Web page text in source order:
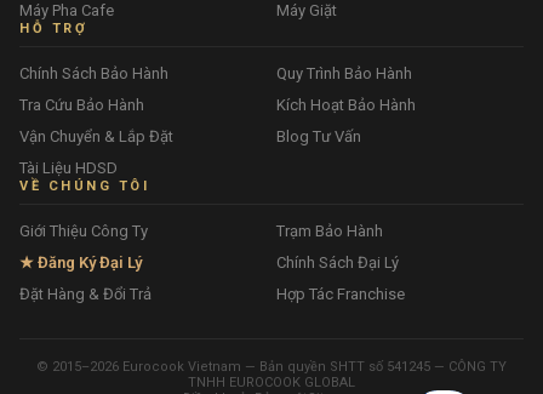
Máy Pha Cafe
Máy Giặt
HỖ TRỢ
Chính Sách Bảo Hành
Quy Trình Bảo Hành
Tra Cứu Bảo Hành
Kích Hoạt Bảo Hành
Vận Chuyển & Lắp Đặt
Blog Tư Vấn
Tài Liệu HDSD
VỀ CHÚNG TÔI
Giới Thiệu Công Ty
Trạm Bảo Hành
★ Đăng Ký Đại Lý
Chính Sách Đại Lý
Đặt Hàng & Đổi Trả
Hợp Tác Franchise
© 2015–2026 Eurocook Vietnam — Bản quyền SHTT số 541245 — CÔNG TY
TNHH EUROCOOK GLOBAL